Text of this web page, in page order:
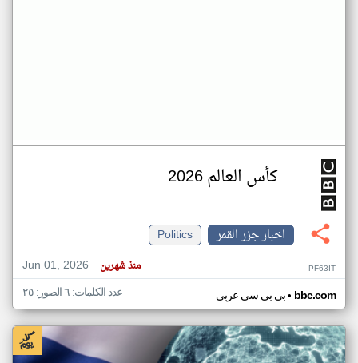
كأس العالم 2026
اخبار جزر القمر
Politics
Jun 01, 2026
منذ شهرين PF63IT
بي بي سي عربي• bbc.com عدد الكلمات: ٦ الصور: ٢٥